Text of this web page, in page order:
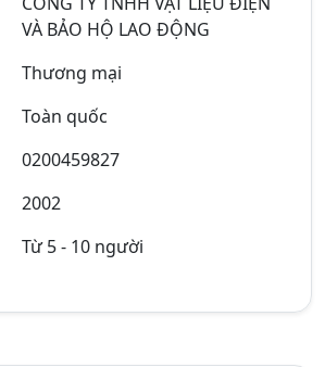
VÀ BẢO HỘ LAO ĐỘNG
Thương mại
Toàn quốc
0200459827
2002
Từ 5 - 10 người